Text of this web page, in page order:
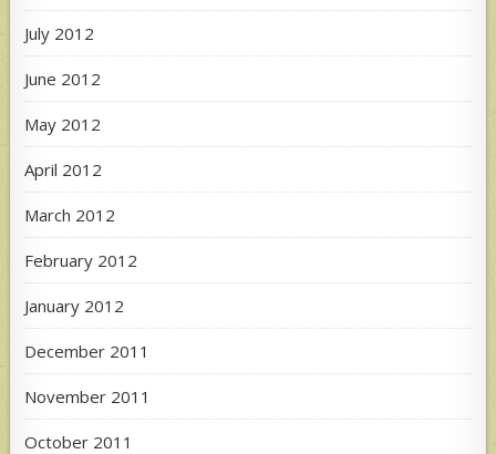
July 2012
June 2012
May 2012
April 2012
March 2012
February 2012
January 2012
December 2011
November 2011
October 2011